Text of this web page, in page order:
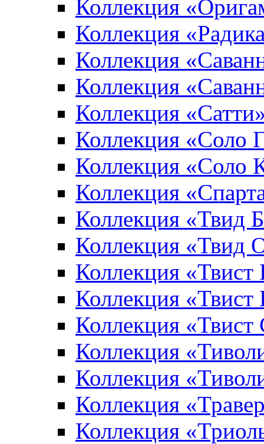
Коллекция
Коллекция
Коллекция
Коллекция
Коллекция
Коллекция «Соло
Коллекция «Соло
Коллекция
Коллекция «Твид
Коллекция «Твид
Коллекция
Коллекция
Коллекция
Коллекция
Коллекция
Коллекция
Коллекция